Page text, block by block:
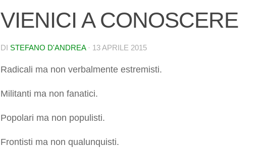
VIENICI A CONOSCERE
DI STEFANO D'ANDREA · 13 APRILE 2015
Radicali ma non verbalmente estremisti.
Militanti ma non fanatici.
Popolari ma non populisti.
Frontisti ma non qualunquisti.